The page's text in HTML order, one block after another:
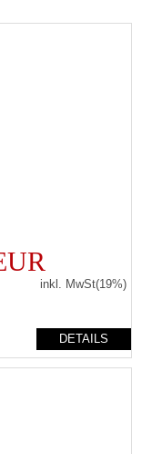
inkl. MwSt(19%)
DETAILS